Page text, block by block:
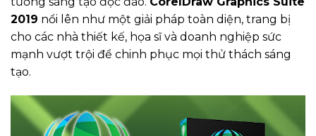
2019 nổi lên như một giải pháp toàn diện, trang bị
cho các nhà thiết kế, họa sĩ và doanh nghiệp sức
mạnh vượt trội để chinh phục mọi thử thách sáng
tạo.